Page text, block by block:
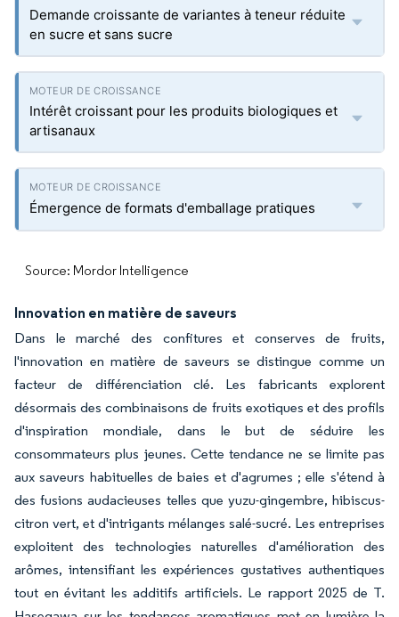
Demande croissante de variantes à teneur réduite
en sucre et sans sucre
Intérêt croissant pour les produits biologiques et
artisanaux
Émergence de formats d'emballage pratiques
Source: Mordor Intelligence
Innovation en matière de saveurs
Dans le marché des confitures et conserves de fruits,
l'innovation en matière de saveurs se distingue comme un
facteur de différenciation clé. Les fabricants explorent
désormais des combinaisons de fruits exotiques et des profils
d'inspiration mondiale, dans le but de séduire les
consommateurs plus jeunes. Cette tendance ne se limite pas
aux saveurs habituelles de baies et d'agrumes ; elle s'étend à
des fusions audacieuses telles que yuzu-gingembre, hibiscus-
citron vert, et d'intrigants mélanges salé-sucré. Les entreprises
exploitent des technologies naturelles d'amélioration des
arômes, intensifiant les expériences gustatives authentiques
tout en évitant les additifs artificiels. Le rapport 2025 de T.